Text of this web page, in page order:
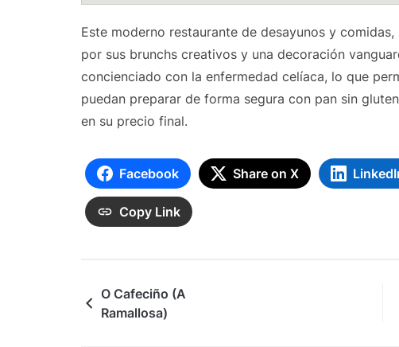
Este moderno restaurante de desayunos y
por sus brunchs creativos y una decoración
concienciado con la enfermedad celíaca, lo que
puedan preparar de forma segura con pan sin
en su precio final.
Facebook Share on X
Copy Link
O Cafeciño (A
Ramallosa)